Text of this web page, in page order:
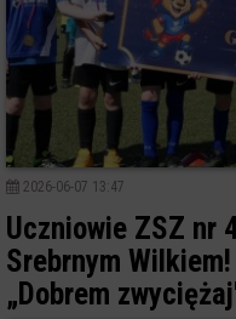
2026-06-07 13:47
Uczniowie ZSZ nr
Srebrnym
„Dobrem